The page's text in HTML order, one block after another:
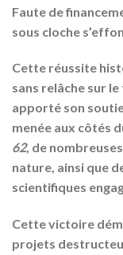
Faute de
sous cloche
Cette réussite
sans relâche sur
apporté son
menée aux côtés
62, de
nature, ainsi que
scientifiques
Cette victoire
projets